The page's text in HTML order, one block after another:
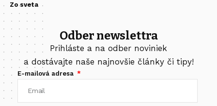
Zo sveta
Odber newslettra
Prihláste a na odber noviniek
a dostávajte naše najnovšie články či tipy!
E-mailová adresa